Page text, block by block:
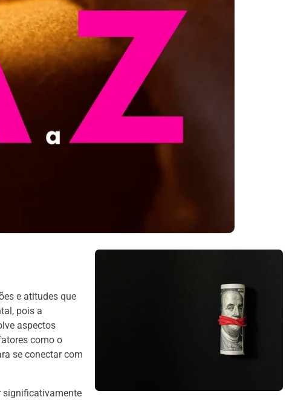
e atitudes que
pois a
aspectos
como o
se conectar com
significativamente